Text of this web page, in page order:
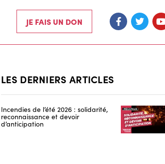
JE FAIS UN DON
LES DERNIERS ARTICLES
Incendies de l’été 2026 : solidarité,
reconnaissance et devoir
d’anticipation